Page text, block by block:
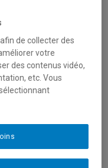
de la
interculturelle
du
:
« Mon dépanneur
ou les
du Québec »,
communication,
de collecter des
votre
des contenus vidéo,
etc. Vous